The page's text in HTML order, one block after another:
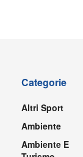
Categorie
Altri Sport
Ambiente
Ambiente E